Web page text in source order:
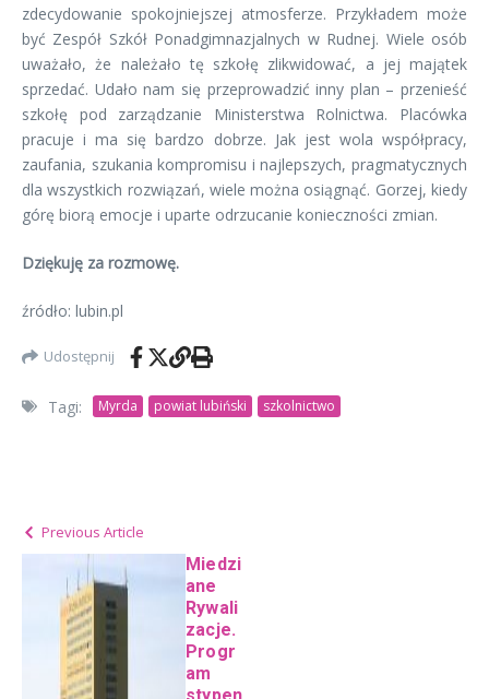
zdecydowanie spokojniejszej atmosferze. Przykładem może
być Zespół Szkół Ponadgimnazjalnych w Rudnej. Wiele osób
uważało, że należało tę szkołę zlikwidować, a jej majątek
sprzedać. Udało nam się przeprowadzić inny plan – przenieść
szkołę pod zarządzanie Ministerstwa Rolnictwa. Placówka
pracuje i ma się bardzo dobrze. Jak jest wola współpracy,
zaufania, szukania kompromisu i najlepszych, pragmatycznych
dla wszystkich rozwiązań, wiele można osiągnąć. Gorzej, kiedy
górę biorą emocje i uparte odrzucanie konieczności zmian.
Dziękuję za rozmowę.
źródło: lubin.pl
Udostępnij
Tagi: Myrda powiat lubiński szkolnictwo
Previous Article
Miedzi
ane
Rywali
zacje.
Progr
am
stypen